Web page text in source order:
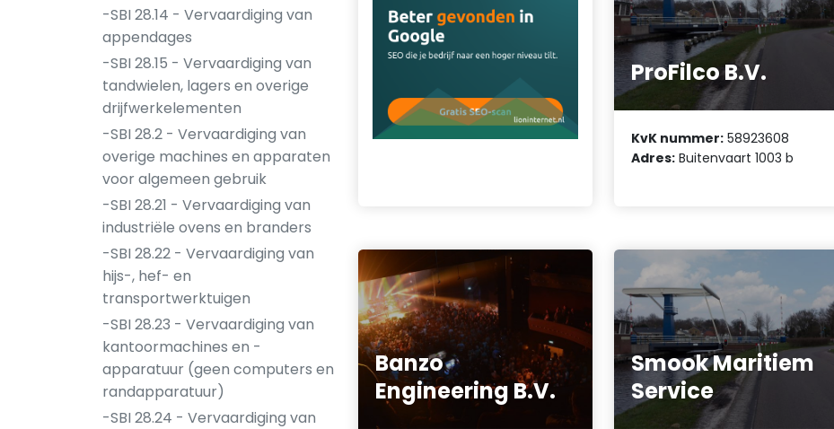
-SBI 28.14 - Vervaardiging van
appendages
-SBI 28.15 - Vervaardiging van
tandwielen, lagers en overige
drijfwerkelementen
-SBI 28.2 - Vervaardiging van
overige machines en apparaten
voor algemeen gebruik
-SBI 28.21 - Vervaardiging van
industriële ovens en branders
-SBI 28.22 - Vervaardiging van
hijs-, hef- en
transportwerktuigen
-SBI 28.23 - Vervaardiging van
kantoormachines en -
apparatuur (geen computers en
randapparatuur)
-SBI 28.24 - Vervaardiging van
ProFilco B.V.
KvK nummer: 58923608
Adres: Buitenvaart 1003 b
Banzo
Engineering B.V.
Smook Maritiem
Service